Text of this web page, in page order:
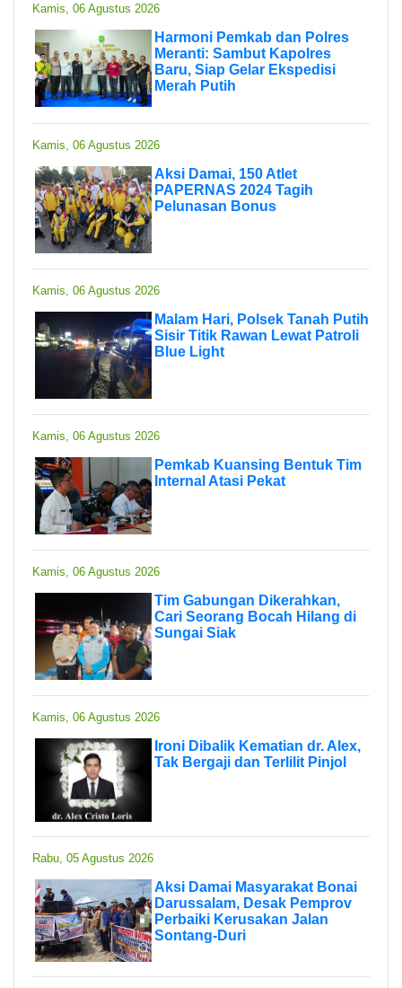
Kamis, 06 Agustus 2026
Harmoni Pemkab dan Polres
Meranti: Sambut Kapolres
Baru, Siap Gelar Ekspedisi
Merah Putih
Kamis, 06 Agustus 2026
Aksi Damai, 150 Atlet
PAPERNAS 2024 Tagih
Pelunasan Bonus
Kamis, 06 Agustus 2026
Malam Hari, Polsek Tanah Putih
Sisir Titik Rawan Lewat Patroli
Blue Light
Kamis, 06 Agustus 2026
Pemkab Kuansing Bentuk Tim
Internal Atasi Pekat
Kamis, 06 Agustus 2026
Tim Gabungan Dikerahkan,
Cari Seorang Bocah Hilang di
Sungai Siak
Kamis, 06 Agustus 2026
Ironi Dibalik Kematian dr. Alex,
Tak Bergaji dan Terlilit Pinjol
Rabu, 05 Agustus 2026
Aksi Damai Masyarakat Bonai
Darussalam, Desak Pemprov
Perbaiki Kerusakan Jalan
Sontang-Duri